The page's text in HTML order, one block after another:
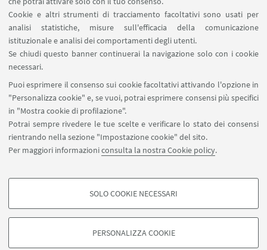
Cookie e altri strumenti di tracciamento facoltativi sono usati per
analisi statistiche, misure sull'efficacia della comunicazione
istituzionale e analisi dei comportamenti degli utenti.
Se chiudi questo banner continuerai la navigazione solo con i cookie
necessari.
Puoi esprimere il consenso sui cookie facoltativi attivando l'opzione in
"Personalizza cookie" e, se vuoi, potrai esprimere consensi più specifici
in "Mostra cookie di profilazione".
Potrai sempre rivedere le tue scelte e verificare lo stato dei consensi
rientrando nella sezione "Impostazione cookie" del sito.
Per maggiori informazioniconsulta la nostra Cookie policy.
COOKIE DI PROFILAZIONE - FACOLTATIVI
degli utenti, creare profili in base al loro comportamento sul sito, per analisi
SOLO COOKIE NECESSARI
PERSONALIZZA COOKIE
SEGUI IL DIPARTIMENTO SU:
SEGUI UNIBO SU:
APP:
©Copyright 2026 - ALMA MATER STUDIORUM - Università di
Bologna - Via Zamboni, 33 - 40126 Bologna - PI: 01131710376 - CF:
80007010376